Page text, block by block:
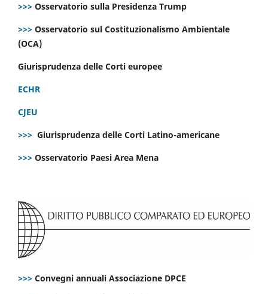
>>> Osservatorio sulla Presidenza Trump
>>> Osservatorio sul Costituzionalismo Ambientale
(OCA)
Giurisprudenza delle Corti europee
ECHR
CJEU
>>> Giurisprudenza delle Corti Latino-americane
>>> Osservatorio Paesi Area Mena
>>> Convegni annuali Associazione DPCE